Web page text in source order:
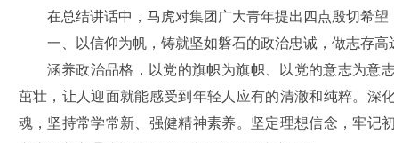
在总结讲话中，马虎对集团广大青年提出四点殷切希望
一、以信仰为帆，铸就坚如磐石的政治忠诚，做志存高
涵养政治品格，以党的旗帜为旗帜、以党的意志为意
茁壮，让人迎面就能感受到年轻人应有的清澈和纯粹。深
魂，坚持常学常新、强健精神素养。坚定理想信念，牢记